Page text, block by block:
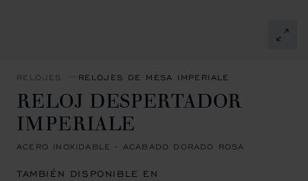
RELOJES RELOJES DE MESA IMPERIALE
RELOJ DESPERTADOR
IMPERIALE
ACERO INOXIDABLE - ACABADO DORADO ROSA
TAMBIÉN DISPONIBLE EN